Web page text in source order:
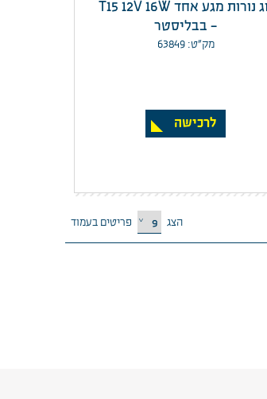
זוג נורות מגע אחד T15 12V 16W
- בבליסטר
מק”ט: 63849
לרכישה
הצג פריטים בעמוד